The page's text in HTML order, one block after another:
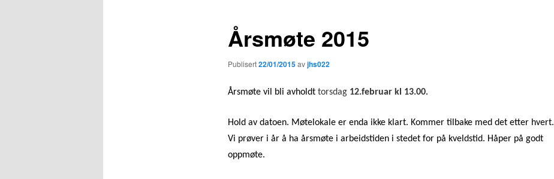
Årsmøte 2015
Publisert22/01/2015avjhs022
Årsmøte vil bli avholdt torsdag12.februar kl 13.00.
Hold av datoen. Møtelokale er enda ikke klart. Kommer tilbake med det etter hvert.
Vi prøver i år å ha årsmøte i arbeidstiden i stedet for på kveldstid. Håper på godt
oppmøte.